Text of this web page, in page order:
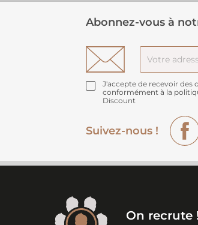
Abonnez-vous à
J'accepte de recevoir des
conformément à la
Discount
Suivez-nous !
On recrute